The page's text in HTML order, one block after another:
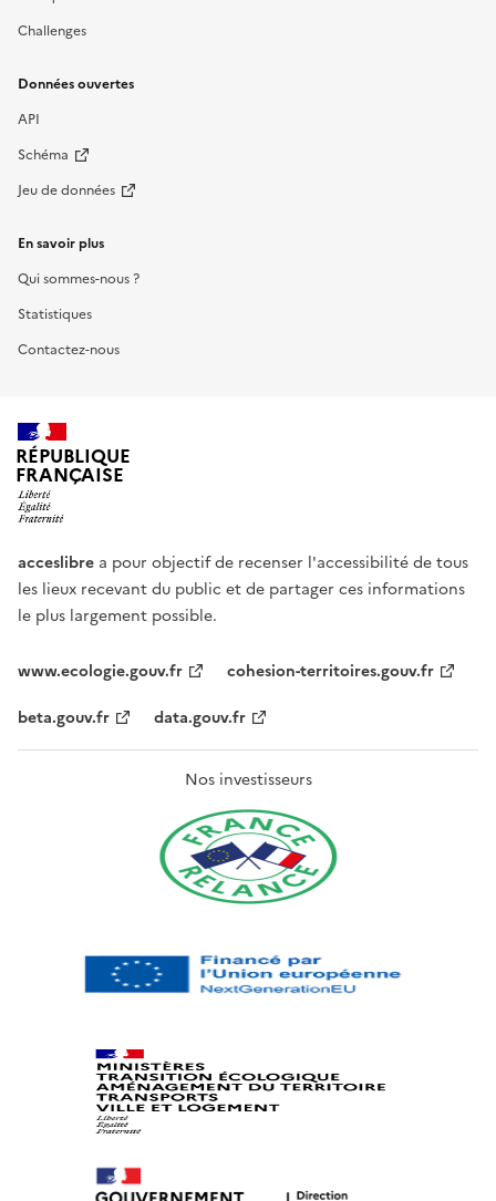
Challenges
Données ouvertes
API
Schéma
Jeu de données
En savoir plus
Qui sommes-nous ?
Statistiques
Contactez-nous
RÉPUBLIQUE
FRANÇAISE
acceslibre a pour objectif de recenser l'accessibilité de tous
les lieux recevant du public et de partager ces informations
le plus largement possible.
www.ecologie.gouv.fr
cohesion-territoires.gouv.fr
beta.gouv.fr
data.gouv.fr
Nos investisseurs